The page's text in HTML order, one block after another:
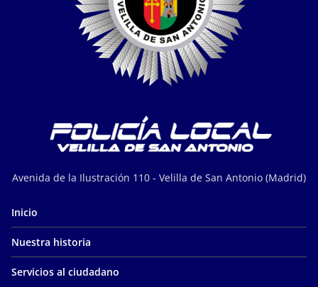
Avenida de la Ilustración 110 - Velilla de San Antonio (Madrid)
Inicio
Nuestra historia
Servicios al ciudadano